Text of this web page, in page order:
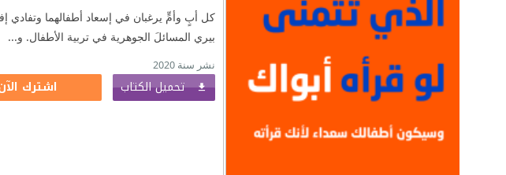
كل أبٍ وأمٍّ يرغبان في إسعاد أطفالهما وتفادي
بيري المسائلَ الجوهرية في تربية الأطفال. و...
نشر سنة 2020
تحميل الكتاب اشترك